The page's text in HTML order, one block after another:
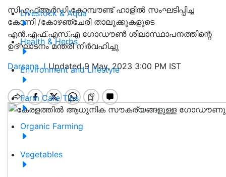
Livestock & Aqua
Health & Herbs
Environment and Lifestyle
Farm Care Tips
Organic Farming
Vegetables
സിഎഫ്ആര്‍ഡി കോമ്പൗണ്ട് ഹാളില്‍ സംഘടിപ്പിച്ച
കോന്നി /കോഴഞ്ചേരി താലൂക്കുകളുടെ
എന്‍.എഫ്.എസ്.എ ഗോഡൗണ്‍ ശിലാസ്ഥാപനത്തിന്റെ
ഉദ്ഘാടനം മന്ത്രി നിര്‍വഹിച്ചു
Darsana JUpdated 9 May, 2023 3:00 PM IST